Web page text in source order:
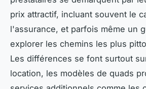
prix attractif, incluant souvent le
l'assurance, et parfois même un
explorer les chemins les plus
Les différences se font surtout
location, les modèles de quads